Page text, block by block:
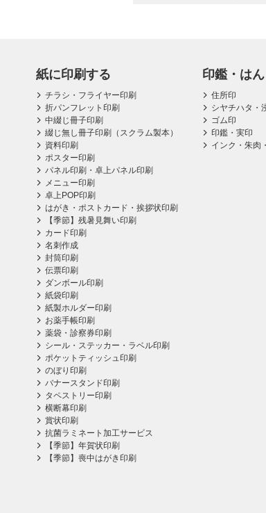
紙に印刷する
チラシ・フライヤー印刷
折パンフレット印刷
中綴じ冊子印刷
綴じ無し冊子印刷（スクラム製本）
資料印刷
ポスター印刷
パネル印刷・卓上パネル印刷
メニュー印刷
卓上POP印刷
はがき・ポストカード・挨拶状印刷
【季節】残暑見舞い印刷
カード印刷
名刺作成
封筒印刷
伝票印刷
ダンボール印刷
紙袋印刷
紙製ホルダー印刷
お薬手帳印刷
薬袋・診察券印刷
シール・ステッカー・ラベル印刷
ポケットティッシュ印刷
のぼり印刷
バナースタンド印刷
タペストリー印刷
横断幕印刷
賞状印刷
抗菌ラミネート加工サービス
【季節】年賀状印刷
【季節】喪中はがき印刷
印鑑・は
住所印
シヤチハタ・
ゴム印
印鑑・実印
インク・朱肉